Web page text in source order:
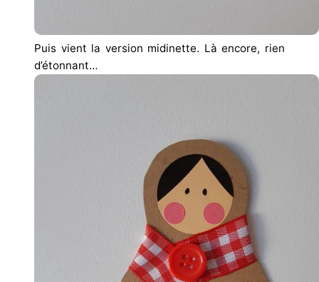
Puis vient la version midinette. Là encore, rien
d’étonnant…